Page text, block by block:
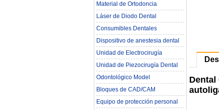
Material de Ortodoncia
Láser de Diodo Dental
Consumibles Dentales
Dispositivo de anestesia dental
Unidad de Electrocirugía
Unidad de Piezocirugía Dental
Odontológico Model
Bloques de CAD/CAM
Equipo de protección personal
Dental